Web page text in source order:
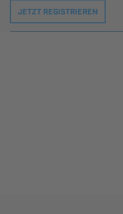
JETZT REGISTRIEREN